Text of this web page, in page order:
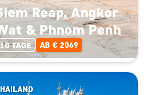
Reap, Angkor
& Phnom Penh
10 TAGE AB € 2069